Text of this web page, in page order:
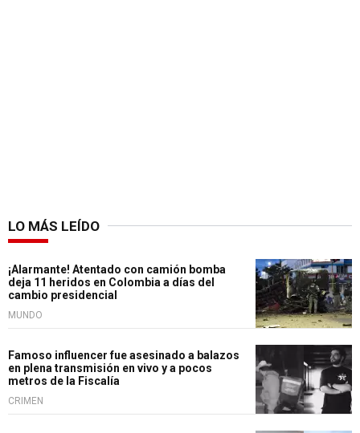
LO MÁS LEÍDO
¡Alarmante! Atentado con camión bomba
deja 11 heridos en Colombia a días del
cambio presidencial
MUNDO
Famoso influencer fue asesinado a balazos
en plena transmisión en vivo y a pocos
metros de la Fiscalía
CRIMEN